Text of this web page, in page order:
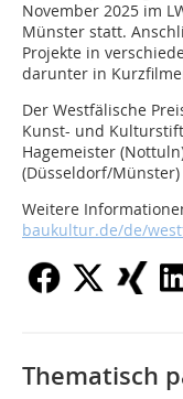
November 2025 im
Münster statt.
Projekte in
darunter in
Der Westfälische
Kunst- und
Hagemeister
(Düsseldorf/
Weitere
baukultur.de/de/
Thematisch